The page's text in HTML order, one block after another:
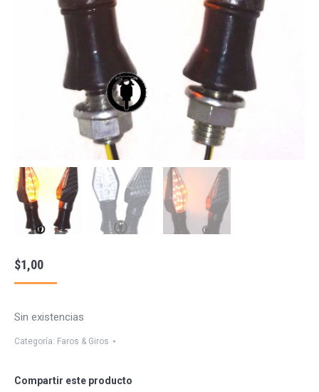
$1,00
Sin existencias
Categoría: Faros & Giros
Compartir este producto